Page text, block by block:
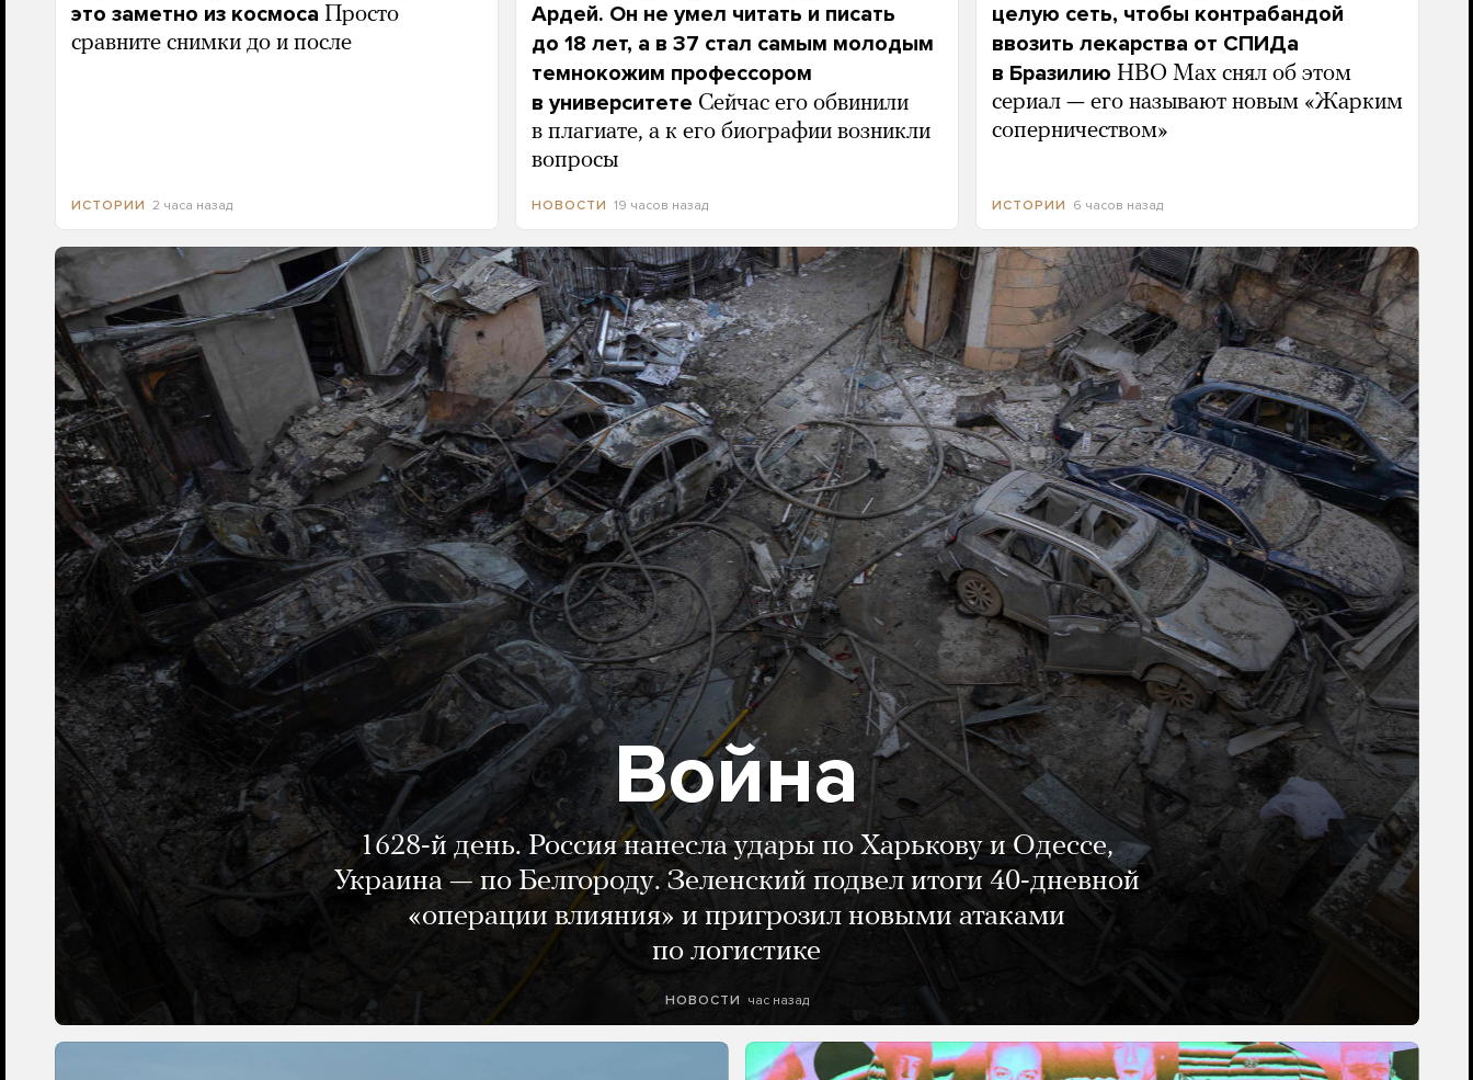
это заметно из космоса Просто
сравните снимки до и после
ИСТОРИИ 2 часа назад
Ардей. Он не умел читать и писать
до 18 лет, а в 37 стал самым молодым
темнокожим профессором
в университете Сейчас его обвинили
в плагиате, а к его биографии возникли
вопросы
НОВОСТИ 19 часов назад
целую сеть, чтобы контрабандой
ввозить лекарства от СПИДа
в Бразилию HBO Max снял об этом
сериал — его называют новым «Жарким
соперничеством»
ИСТОРИИ 6 часов назад
Война
1628-й день. Россия нанесла удары по Харькову и Одессе,
Украина — по Белгороду. Зеленский подвел итоги 40-дневной
«операции влияния» и пригрозил новыми атаками
по логистике
НОВОСТИ час назад